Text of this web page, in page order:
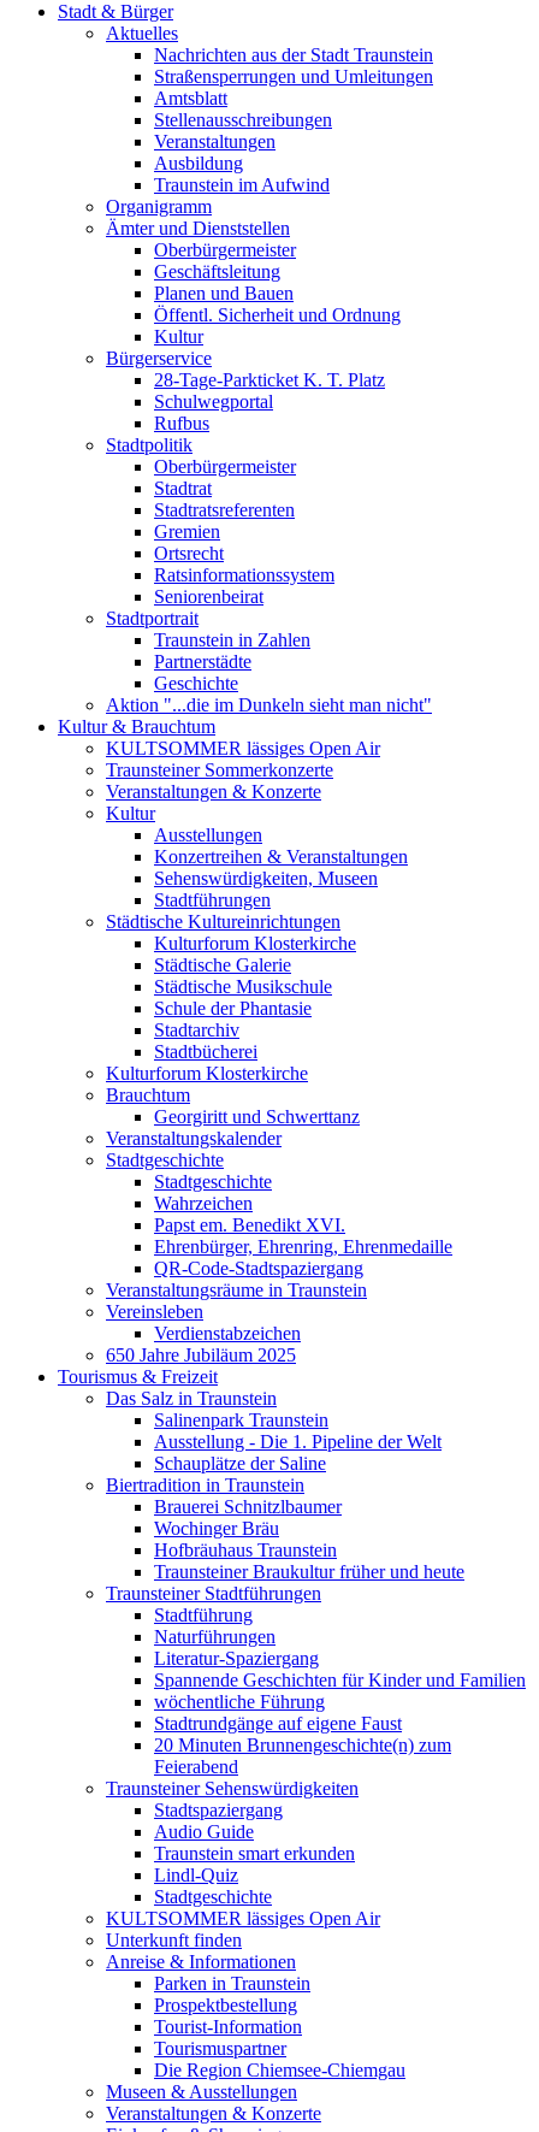
Stadt & Bürger
Aktuelles
Nachrichten aus der Stadt Traunstein
Straßensperrungen und Umleitungen
Amtsblatt
Stellenausschreibungen
Veranstaltungen
Ausbildung
Traunstein im Aufwind
Organigramm
Ämter und Dienststellen
Oberbürgermeister
Geschäftsleitung
Planen und Bauen
Öffentl. Sicherheit und Ordnung
Kultur
Bürgerservice
28-Tage-Parkticket K. T. Platz
Schulwegportal
Rufbus
Stadtpolitik
Oberbürgermeister
Stadtrat
Stadtratsreferenten
Gremien
Ortsrecht
Ratsinformationssystem
Seniorenbeirat
Stadtportrait
Traunstein in Zahlen
Partnerstädte
Geschichte
Aktion "...die im Dunkeln sieht man nicht"
Kultur & Brauchtum
KULTSOMMER lässiges Open Air
Traunsteiner Sommerkonzerte
Veranstaltungen & Konzerte
Kultur
Ausstellungen
Konzertreihen & Veranstaltungen
Sehenswürdigkeiten, Museen
Stadtführungen
Städtische Kultureinrichtungen
Kulturforum Klosterkirche
Städtische Galerie
Städtische Musikschule
Schule der Phantasie
Stadtarchiv
Stadtbücherei
Kulturforum Klosterkirche
Brauchtum
Georgiritt und Schwerttanz
Veranstaltungskalender
Stadtgeschichte
Stadtgeschichte
Wahrzeichen
Papst em. Benedikt XVI.
Ehrenbürger, Ehrenring, Ehrenmedaille
QR-Code-Stadtspaziergang
Veranstaltungsräume in Traunstein
Vereinsleben
Verdienstabzeichen
650 Jahre Jubiläum 2025
Tourismus & Freizeit
Das Salz in Traunstein
Salinenpark Traunstein
Ausstellung - Die 1. Pipeline der Welt
Schauplätze der Saline
Biertradition in Traunstein
Brauerei Schnitzlbaumer
Wochinger Bräu
Hofbräuhaus Traunstein
Traunsteiner Braukultur früher und heute
Traunsteiner Stadtführungen
Stadtführung
Naturführungen
Literatur-Spaziergang
Spannende Geschichten für Kinder und Familien
wöchentliche Führung
Stadtrundgänge auf eigene Faust
20 Minuten Brunnengeschichte(n) zum
Feierabend
Traunsteiner Sehenswürdigkeiten
Stadtspaziergang
Audio Guide
Traunstein smart erkunden
Lindl-Quiz
Stadtgeschichte
KULTSOMMER lässiges Open Air
Unterkunft finden
Anreise & Informationen
Parken in Traunstein
Prospektbestellung
Tourist-Information
Tourismuspartner
Die Region Chiemsee-Chiemgau
Museen & Ausstellungen
Veranstaltungen & Konzerte